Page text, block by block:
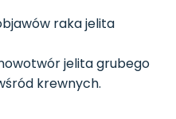
raka jelita
jelita grubego
krewnych.